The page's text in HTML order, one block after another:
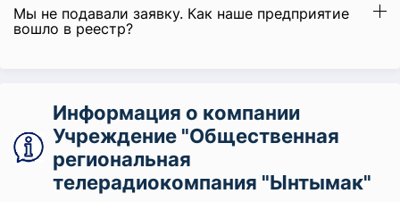
Мы не подавали заявку. Как наше предприятие
вошло в реестр?
Информация о компании
Учреждение "Общественная
региональная
телерадиокомпания "Ынтымак"